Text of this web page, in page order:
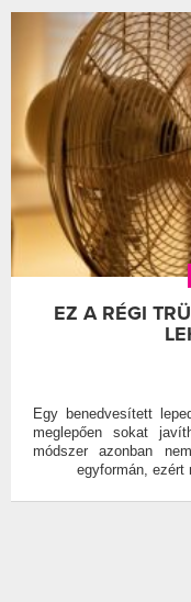
EZ A RÉGI
Egy benedvesített
meglepően sokat
módszer azonban
egyformán, ezért